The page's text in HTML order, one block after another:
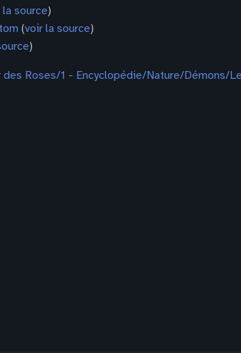
la source)
(voir la source)
)
des Roses/1 - Encyclopédie/Nature/